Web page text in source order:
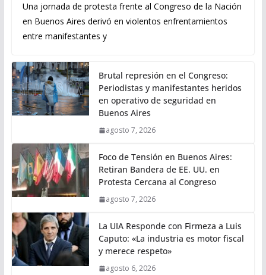
Una jornada de protesta frente al Congreso de la Nación
en Buenos Aires derivó en violentos enfrentamientos
entre manifestantes y
Brutal represión en el Congreso:
Periodistas y manifestantes heridos
en operativo de seguridad en
Buenos Aires
agosto 7, 2026
Foco de Tensión en Buenos Aires:
Retiran Bandera de EE. UU. en
Protesta Cercana al Congreso
agosto 7, 2026
La UIA Responde con Firmeza a Luis
Caputo: «La industria es motor fiscal
y merece respeto»
agosto 6, 2026